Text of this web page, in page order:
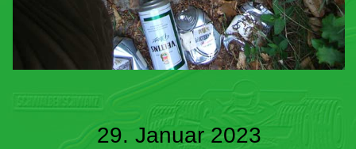
29. Januar 2023